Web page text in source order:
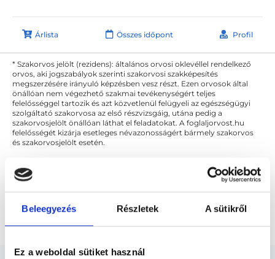
Beleegyezés Részletek A sütikről
Ez a weboldal sütiket használ
Árlista Összes időpont Profil
* Szakorvos jelölt (rezidens): általános orvosi oklevéllel rendelkező
orvos, aki jogszabályok szerinti szakorvosi szakképesítés
megszerzésére irányuló képzésben vesz részt. Ezen orvosok által
önállóan nem végezhető szakmai tevékenységért teljes
felelősséggel tartozik és azt közvetlenül felügyeli az egészségügyi
szolgáltató szakorvosa az első részvizsgáig, utána pedig a
szakorvosjelölt önállóan láthat el feladatokat. A foglaljorvost.hu
felelősségét kizárja esetleges névazonosságért bármely szakorvos
és szakorvosjelölt esetén.
Főoldal
MD orvosi kollagén terápia